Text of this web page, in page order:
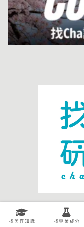
關於我們
找美容知識 找專業成分